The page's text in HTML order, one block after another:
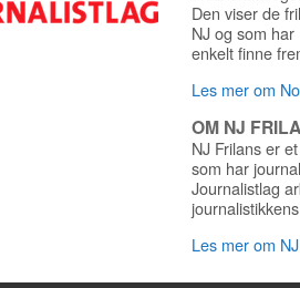
Den viser de
NJ og som
enkelt finne
Les mer om
OM NJ
NJ Frilans er
som har
Journalistlag
Les mer om